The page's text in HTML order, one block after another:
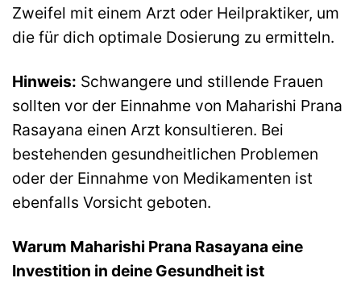
Zweifel mit einem Arzt oder Heilpraktiker, um
die für dich optimale Dosierung zu ermitteln.
Hinweis: Schwangere und stillende Frauen
sollten vor der Einnahme von Maharishi Prana
Rasayana einen Arzt konsultieren. Bei
bestehenden gesundheitlichen Problemen
oder der Einnahme von Medikamenten ist
ebenfalls Vorsicht geboten.
Warum Maharishi Prana Rasayana eine
Investition in deine Gesundheit ist